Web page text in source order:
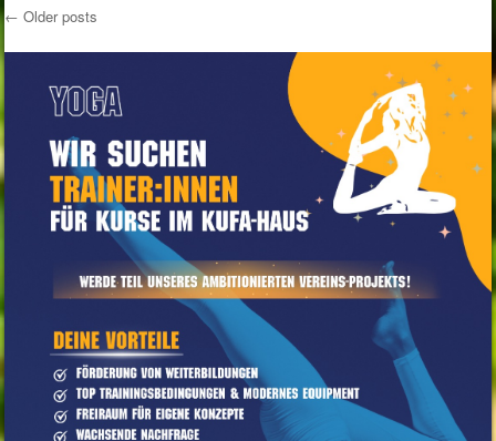
Post navigation
← Older posts